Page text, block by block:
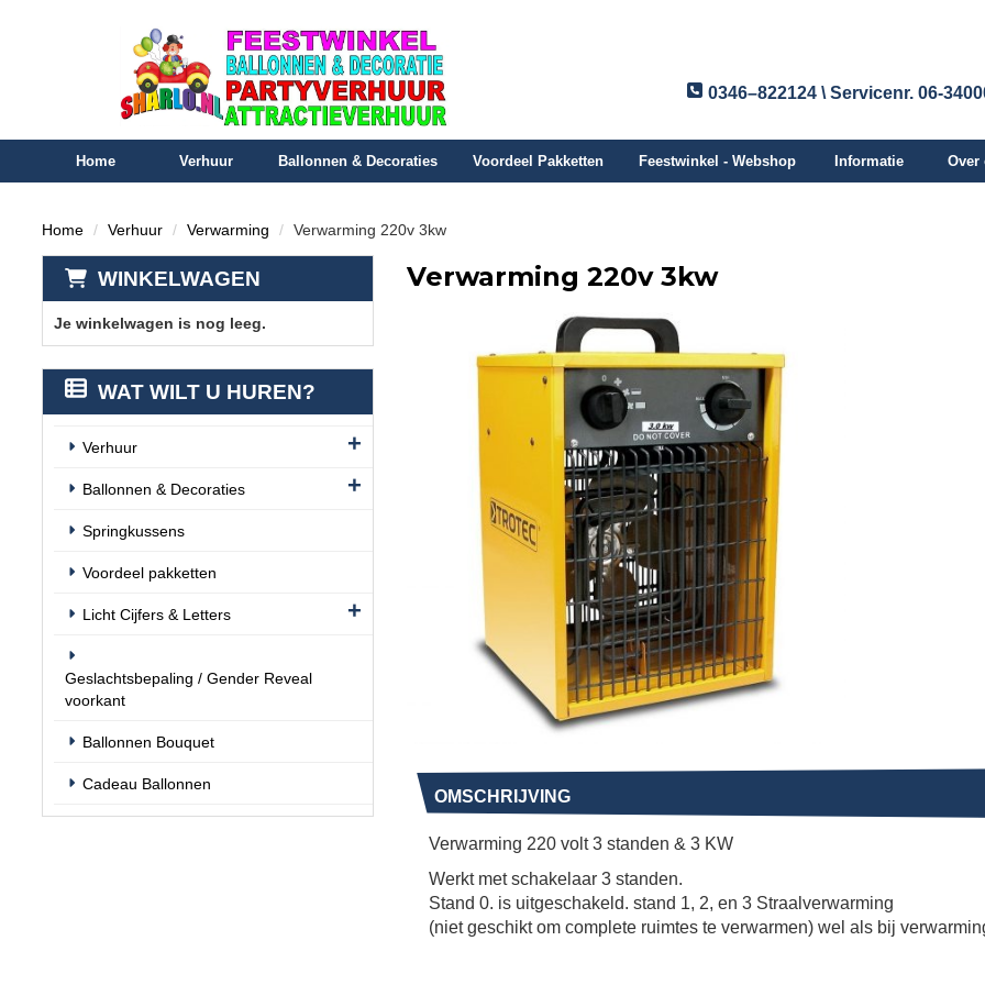
0346–822124 \ Servicenr. 06-
Home Verhuur Ballonnen & Decoraties Voordeel Pakketten Feestwinkel - Webshop Informatie Over
Home Verhuur Verwarming Verwarming 220v 3kw
WINKELWAGEN
Je winkelwagen is nog leeg.
WAT WILT U HUREN?
Verhuur
Ballonnen & Decoraties
Springkussens
Voordeel pakketten
Licht Cijfers & Letters
Geslachtsbepaling / Gender Reveal
voorkant
Ballonnen Bouquet
Cadeau Ballonnen
Verwarming 220v 3kw
OMSCHRIJVING
Verwarming 220 volt 3 standen & 3 KW
Werkt met schakelaar 3 standen.
Stand 0. is uitgeschakeld. stand 1, 2, en 3 Straalverwarming
(niet geschikt om complete ruimtes te verwarmen) wel als bij